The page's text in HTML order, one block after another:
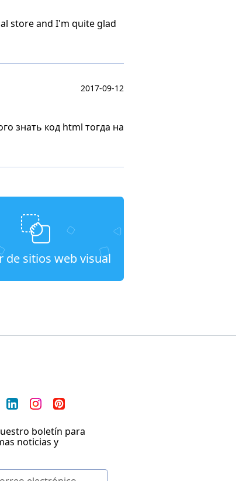
store and I'm quite glad
2017-09-12
знать код html тогда на
de sitios web visual
boletín para
noticias y